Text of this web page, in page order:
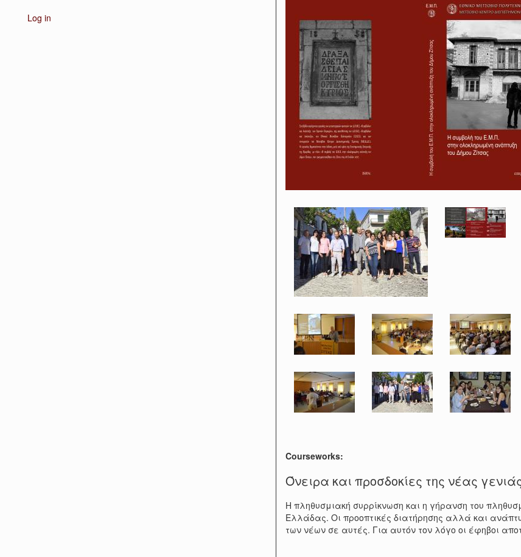
Courseworks:
Όνειρα και προσδοκίες της νέας
Η πληθυσμιακή συρρίκνωση και η γήρανση του
Ελλάδας. Οι προοπτικές διατήρησης αλλά και
των νέων σε αυτές. Για αυτόν τον λόγο οι έφηβοι
Log in